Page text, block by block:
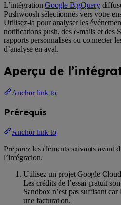
L’intégration Google BigQuery
Pushwoosh sélectionnés vers votre
Utilisez-la pour analyser les
notifications push, des e-mails et des
rapports personnalisés ou connecter
d’analyse en aval.
Aperçu de
Anchor link to
Prérequis
Anchor link to
Préparez les éléments suivants avant
l’intégration.
Utilisez un projet Google
Les crédits de l’essai gratuit
Sandbox n’est pas suffisant
une facturation.